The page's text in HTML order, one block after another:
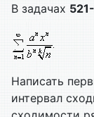
В задачах
Написать
интервал